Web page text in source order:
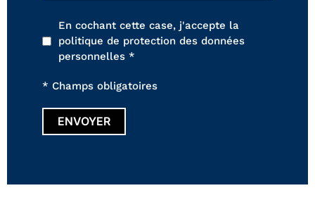
En cochant cette case, j'accepte la
politique de protection des données
personnelles *
* Champs obligatoires